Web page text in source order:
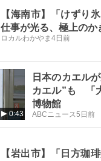
【海南市】「けずり
仕事が光る、極上のか
ロカルわかやま 4日前
0:43
日本のカエル
カエル”も 「
博物館
ABCニュース5日前
【岩出市】「日方珈